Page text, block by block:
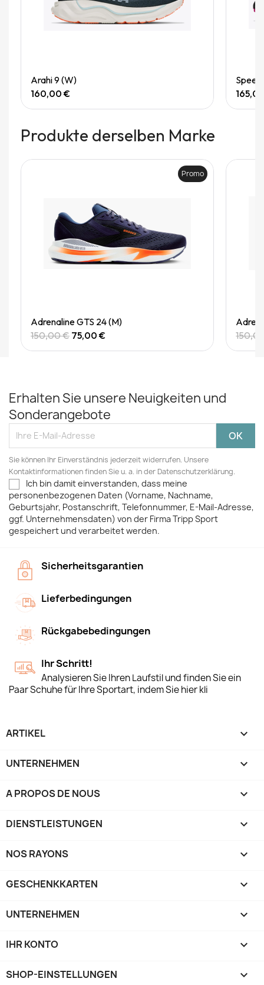
Arahi 9 (W)
160,00 €
Produkte derselben Marke
Quick View
Promo
Adrenaline GTS 24 (M)
150,00 € 75,00 €
Erhalten Sie unsere Neuigkeiten und
Sonderangebote
Sie können Ihr Einverständnis jederzeit widerrufen. Unsere
Kontaktinformationen finden Sie u. a. in der Datenschutzerklärung.
Ich bin damit einverstanden, dass meine
personenbezogenen Daten (Vorname, Nachname,
Geburtsjahr, Postanschrift, Telefonnummer, E-Mail-Adresse,
ggf. Unternehmensdaten) von der Firma Tripp Sport
gespeichert und verarbeitet werden.
Sicherheitsgarantien
Lieferbedingungen
Rückgabebedingungen
Ihr Schritt!
Analysieren Sie Ihren Laufstil und finden Sie ein
Paar Schuhe für Ihre Sportart, indem Sie hier kli
ARTIKEL 
UNTERNEHMEN 
A PROPOS DE NOUS 
DIENSTLEISTUNGEN 
NOS RAYONS 
GESCHENKKARTEN 
UNTERNEHMEN 
IHR KONTO 
SHOP-EINSTELLUNGEN keyboard_arrow_down